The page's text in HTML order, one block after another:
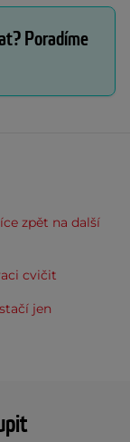
Poradíme
zpět na další
cvičit
jen